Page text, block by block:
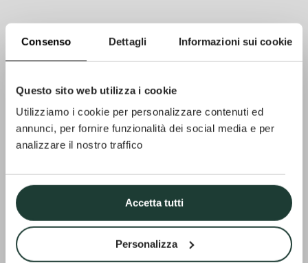
Consenso Dettagli Informazioni sui cookie
Questo sito web utilizza i cookie
Utilizziamo i cookie per personalizzare contenuti ed
annunci, per fornire funzionalità dei social media e per
analizzare il nostro traffico
Accetta tutti
Personalizza